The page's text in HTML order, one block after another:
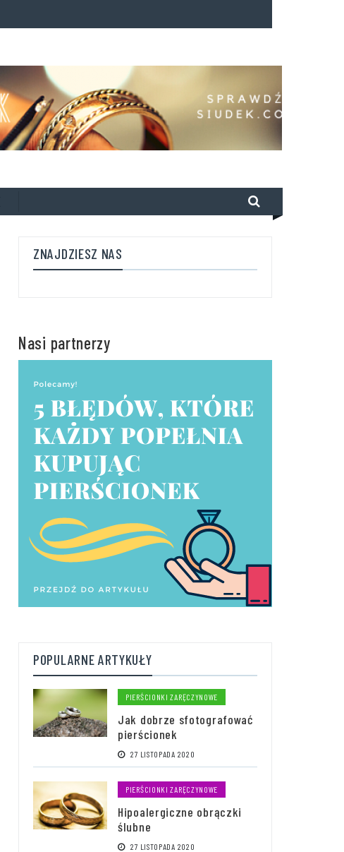
ZNAJDZIESZ NAS
Nasi partnerzy
POPULARNE ARTYKUŁY
PIERŚCIONKI ZARĘCZYNOWE
Jak dobrze sfotografować
pierścionek
27 LISTOPADA 2020
PIERŚCIONKI ZARĘCZYNOWE
Hipoalergiczne obrączki
ślubne
27 LISTOPADA 2020